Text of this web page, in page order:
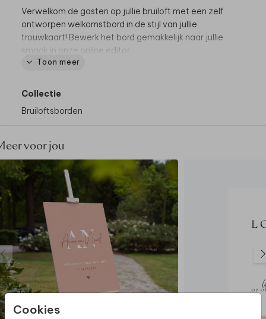
Cookies
Verwelkom de gasten op jullie bruiloft met een zelf
ontworpen welkomstbord in de stijl van jullie
trouwkaart! Bewerk het bord gemakkelijk naar jullie
smaak in onze online editor.
Materialen:
Formaten:
Dikte Re-board:
Let op:
De hele collectie bekijken? Je vindt
alle
bruiloftsbordenhier.
Ontdek alle beschikbare materialenvoor de
bruiloftsborden.
Dit welkomstbord maakt deel uit vaneen complete
set in deze stijl.
Toon meer
Collectie
Bruiloftsborden
voor jou